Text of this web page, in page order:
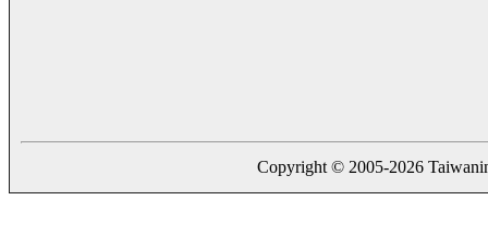
Copyright © 2005-2026